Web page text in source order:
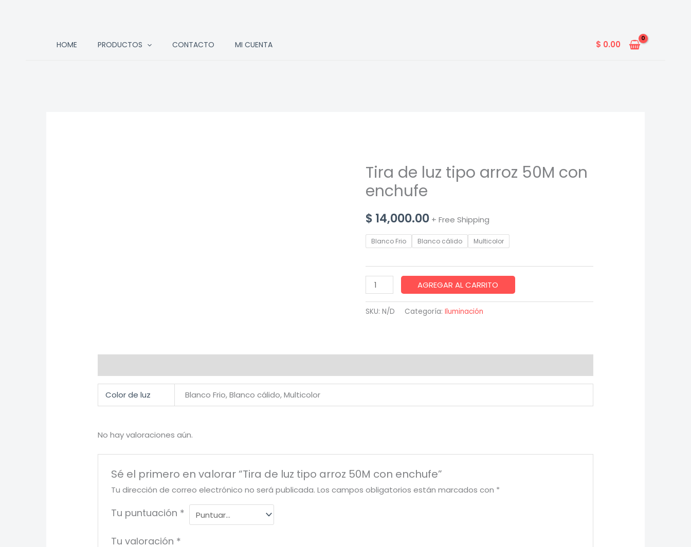
HOME PRODUCTOS CONTACTO MI CUENTA $ 0.00
Tira de luz tipo arroz 50M con
enchufe
$ 14,000.00 + Free Shipping
Blanco Frio Blanco cálido Multicolor
Tira
de
luz
enchufe
AGREGAR AL CARRITO
SKU: N/D Categoría: Iluminación
Color de luz Blanco Frio, Blanco cálido, Multicolor
No hay valoraciones aún.
Sé el primero en valorar “Tira de luz tipo arroz 50M con enchufe”
Tu dirección de correo electrónico no será publicada. Los campos obligatorios están marcados con *
Tu puntuación *
Tu valoración *